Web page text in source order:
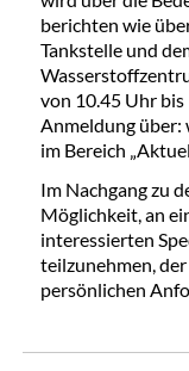
berichten wie
Tankstelle und
von 10.45 Uhr
Anmeldung über:
im Bereich
Im Nachgang zu
Möglichkeit, an
interessierten
teilzunehmen,
persönlichen